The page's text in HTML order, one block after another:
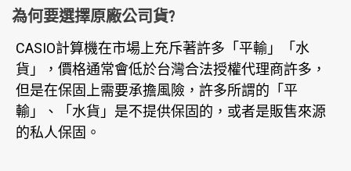
為何要選擇原廠公司貨?
CASIO計算機在市場上充斥著許多「平輸」「水
貨」，價格通常會低於台灣合法授權代理商許多，
但是在保固上需要承擔風險，許多所謂的「平
輸」、「水貨」是不提供保固的，或者是販售來源
的私人保固。